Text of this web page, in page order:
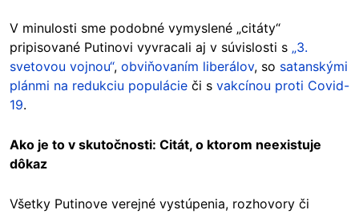
V minulosti sme podobné vymyslené „citáty“
pripisované Putinovi vyvracali aj v súvislosti s „3.
svetovou vojnou“, obviňovaním liberálov, so satanskými
plánmi na redukciu populácie či s vakcínou proti Covid-
19.
Ako je to v skutočnosti: Citát, o ktorom neexistuje
dôkaz
Všetky Putinove verejné vystúpenia, rozhovory či